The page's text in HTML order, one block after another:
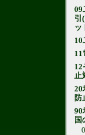
09
引
ッ
10
11
12
止
20
防
90
国